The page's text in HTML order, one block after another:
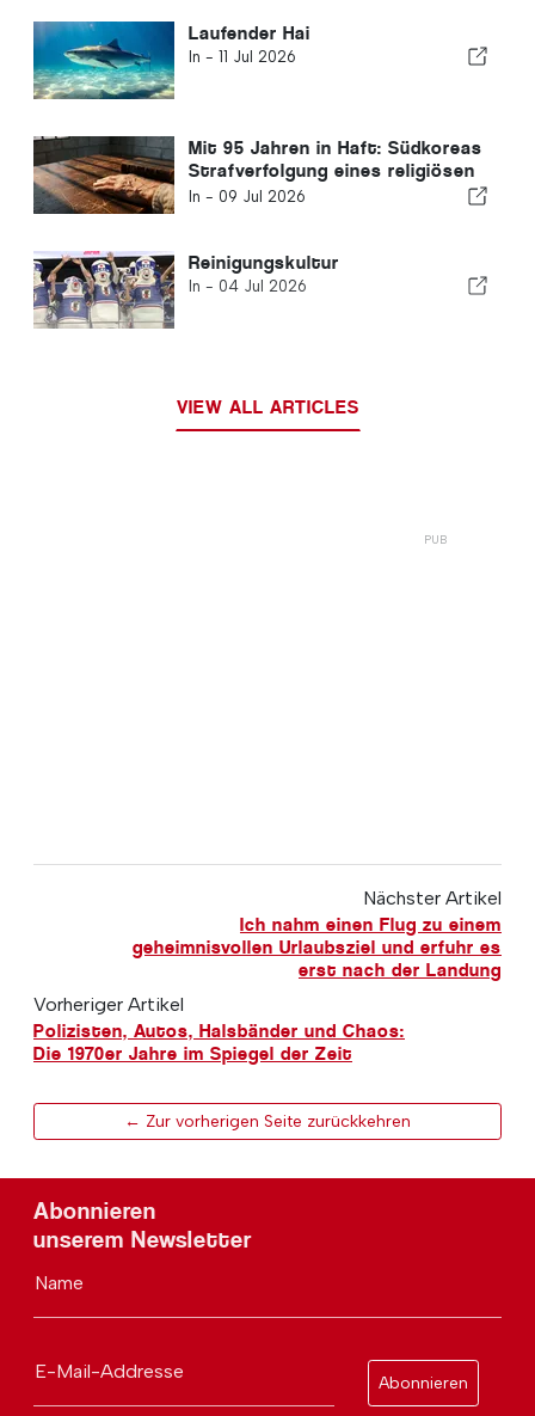
Laufender Hai
In - 11 Jul 2026
Mit 95 Jahren in Haft: Südkoreas
Strafverfolgung eines religiösen
Führers löst internationale
In - 09 Jul 2026
Reinigungskultur
In - 04 Jul 2026
VIEW ALL ARTICLES
Nächster Artikel
Ich nahm einen Flug zu einem
geheimnisvollen Urlaubsziel und erfuhr es
erst nach der Landung
Vorheriger Artikel
Polizisten, Autos, Halsbänder und Chaos:
Die 1970er Jahre im Spiegel der Zeit
← Zur vorherigen Seite zurückkehren
Abonnieren
unserem Newsletter
Name
E-Mail-Addresse
Abonnieren